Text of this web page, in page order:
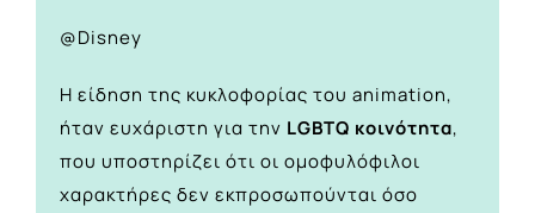
@Disney
Η είδηση της κυκλοφορίας του animation,
ήταν ευχάριστη για την LGBTQ κοινότητα,
που υποστηρίζει ότι οι ομοφυλόφιλοι
χαρακτήρες δεν εκπροσωπούνται όσο